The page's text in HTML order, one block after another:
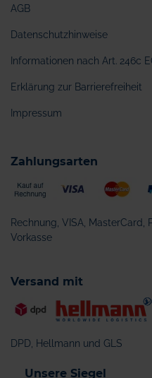
AGB
Datenschutzhinweise
Informationen nach Art. 246c
Erklärung zur Barrierefreiheit
Impressum
Zahlungsarten
Rechnung, VISA, MasterCard,
Vorkasse
Versand mit
DPD, Hellmann und GLS
Unsere Siegel